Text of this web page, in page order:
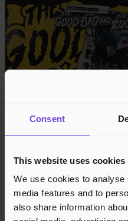
Consent
This website uses cookies
We use cookies to
media features and to
also share information
The Good The Bad
28. nov 2026Terminalen